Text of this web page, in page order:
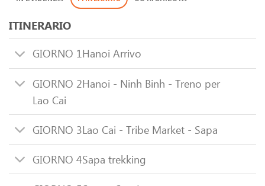
ITINERARIO
GIORNO 1Hanoi Arrivo
GIORNO 2Hanoi - Ninh Binh - Treno per
Lao Cai
GIORNO 3Lao Cai - Tribe Market - Sapa
GIORNO 4Sapa trekking